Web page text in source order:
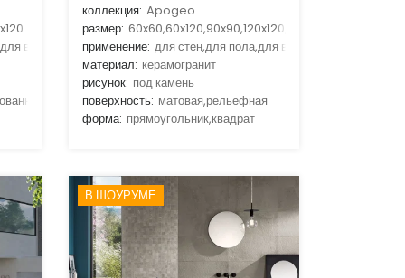
ванной,для гостиной,для кухни
коллекция: Apogeo
размер: 60x60,60x120,90x90,120x120,120x280
применение: для стен,для пола,для ванной,для кухни,для
материал: керамогранит
рисунок: под камень
поверхность: матовая,рельефная
форма: прямоугольник,квадрат
В ШОУРУМЕ